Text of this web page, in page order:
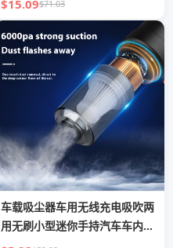
$15.09$71.03
车载吸尘器车用无线充电吸吹两
用无刷小型迷你手持汽车车内大
功率